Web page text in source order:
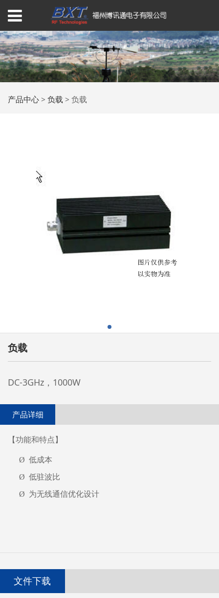
负载
产品中心> 负载 > 负载
负载
DC-3GHz，1000W
产品详细
【功能和特点】
Ø 低成本
Ø 低驻波比
Ø 为无线通信优化设计
文件下载